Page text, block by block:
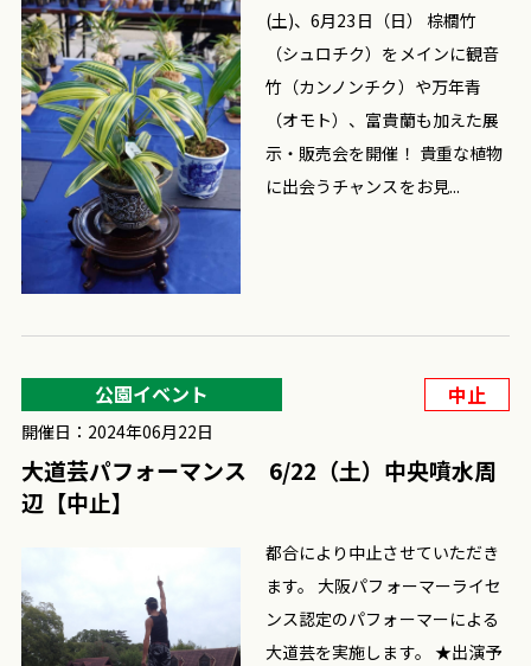
(土)、6月23日（日） 棕櫚竹
（シュロチク）をメインに観音
竹（カンノンチク）や万年青
（オモト）、富貴蘭も加えた展
示・販売会を開催！ 貴重な植物
に出会うチャンスをお見...
都合により中止させていただき
ます。 大阪パフォーマーライセ
ンス認定のパフォーマーによる
大道芸を実施します。 ★出演予
公園イベント 中止
開催日：2024年06月22日
大道芸パフォーマンス 6/22（土）中央噴水周
辺【中止】